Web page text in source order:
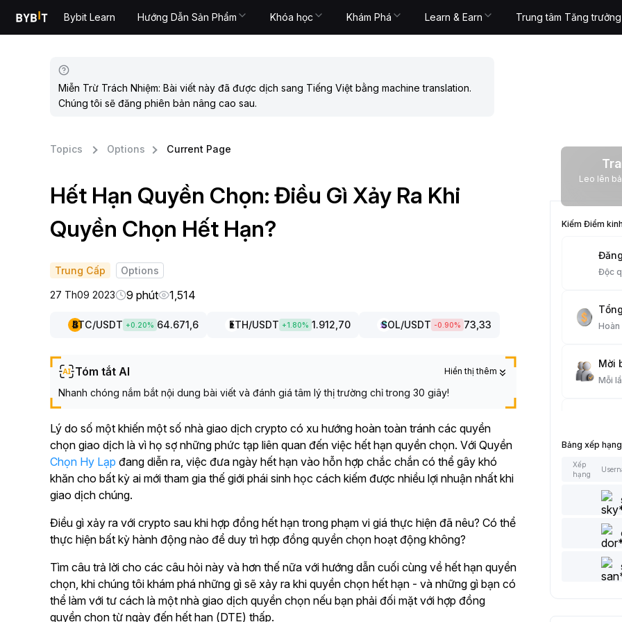
Bybit Learn Hướng Dẫn Sản Phẩm Khóa học Khám Phá Learn & Earn Trung tâm Tăng trưởng
Miễn Trừ Trách Nhiệm: Bài viết này đã được dịch sang Tiếng Việt bằng machine translation.
Chúng tôi sẽ đăng phiên bản nâng cao sau.
Topics Options Current Page
Hết Hạn Quyền Chọn: Điều Gì Xảy Ra Khi
Quyền Chọn Hết Hạn?
Trung Cấp Options
27 Th09 2023 9 phút 1,514
BTC/USDT +0.20% 64.671,6 ETH/USDT +1.80% 1.912,70 SOL/USDT -0.90% 73,33
Tóm tắt AI Hiển thị thêm
Nhanh chóng nắm bắt nội dung bài viết và đánh giá tâm lý thị trường chỉ trong 30 giây!
Lý do số một khiến một số nhà giao dịch crypto có xu hướng hoàn toàn tránh các quyền
chọn giao dịch là vì họ sợ những phức tạp liên quan đến việc hết hạn quyền chọn. Với Quyền
Chọn Hy Lạp đang diễn ra, việc đưa ngày hết hạn vào hỗn hợp chắc chắn có thể gây khó
khăn cho bất kỳ ai mới tham gia thế giới phái sinh học cách kiếm được nhiều lợi nhuận nhất khi
giao dịch chúng.
Điều gì xảy ra với crypto sau khi hợp đồng hết hạn trong phạm vi giá thực hiện đã nêu? Có thể
thực hiện bất kỳ hành động nào để duy trì hợp đồng quyền chọn hoạt động không?
Tìm câu trả lời cho các câu hỏi này và hơn thế nữa với hướng dẫn cuối cùng về hết hạn quyền
chọn, khi chúng tôi khám phá những gì sẽ xảy ra khi quyền chọn hết hạn - và những gì bạn có
thể làm với tư cách là một nhà giao dịch quyền chọn nếu bạn phải đối mặt với hợp đồng
quyền chọn từ ngày đến hết hạn (DTE) thấp.
Leo lên bảng
Kiếm Điểm
Độc
Hoàn
Mời
Mỗi
Bài
Mỗi
Mỗi
Bảng xếp
Xếp
hạng